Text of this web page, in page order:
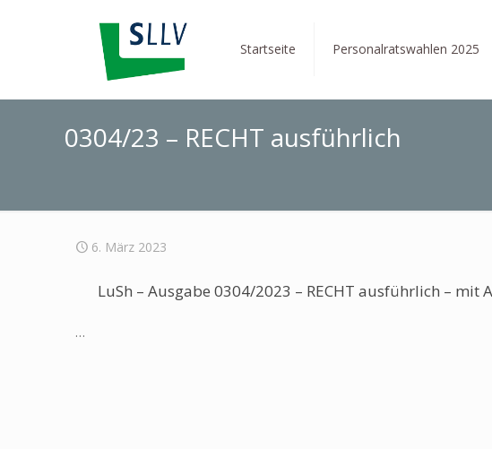
Startseite Personalratswahlen 2025
0304/23 – RECHT ausführlich
6. März 2023
LuSh – Ausgabe 0304/2023 – RECHT ausführlich – mit
…